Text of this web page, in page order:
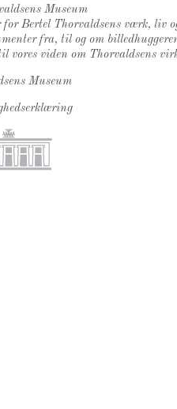
Segl
Museum
Bertel Thorvaldsens værk, liv
fra, til og om
vores viden om Thorvaldsens
Museum